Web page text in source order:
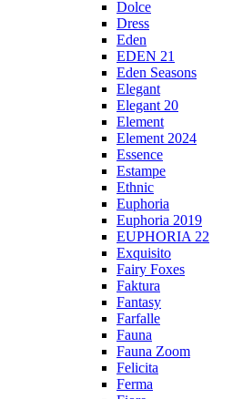
Dolce
Dress
Eden
EDEN 21
Eden Seasons
Elegant
Elegant 20
Element
Element 2024
Essence
Estampe
Ethnic
Euphoria
Euphoria 2019
EUPHORIA 22
Exquisito
Fairy Foxes
Faktura
Fantasy
Farfalle
Fauna
Fauna Zoom
Felicita
Ferma